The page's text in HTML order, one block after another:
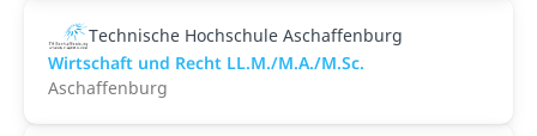
Technische Hochschule Aschaffenburg
Wirtschaft und Recht LL.M./M.A./M.Sc.
Aschaffenburg